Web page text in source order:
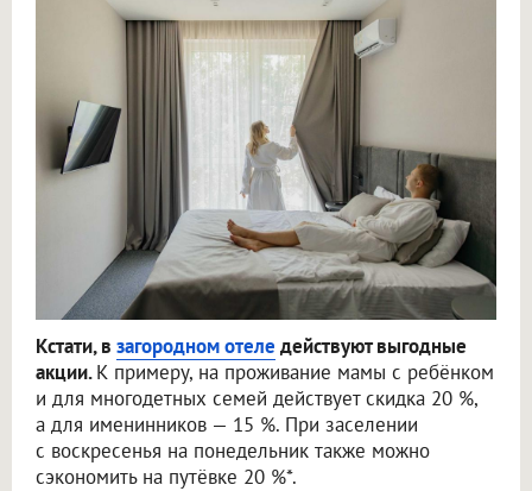
Кстати, в загородном отеле действуют выгодные
акции.К примеру, на проживание мамы с ребёнком
и для многодетных семей действует скидка 20 %,
а для именинников — 15 %. При заселении
с воскресенья на понедельник также можно
сэкономить на путёвке 20 %*.